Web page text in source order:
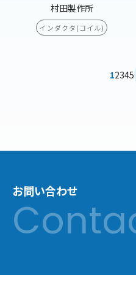
村田製作所
インダクタ(コイル)
12345
お問い合わせ